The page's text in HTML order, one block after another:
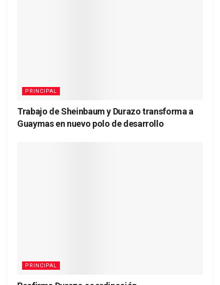
PRINCIPAL
Trabajo de Sheinbaum y Durazo transforma a
Guaymas en nuevo polo de desarrollo
PRINCIPAL